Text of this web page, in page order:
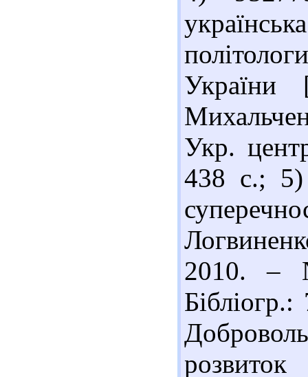
Укр.
438 с.; 5)
2010. –